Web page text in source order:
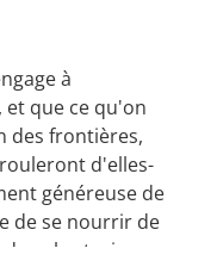
à
que ce qu'on
des frontières,
d'elles-
généreuse de
de se nourrir de
les trois